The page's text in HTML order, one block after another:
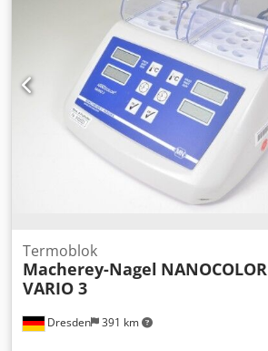
Dresden 391 km
Termoblok
Macherey-Nagel NANOCOLOR
VARIO 3